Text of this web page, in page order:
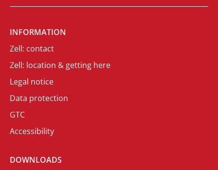
INFORMATION
Zell: contact
Zell: location & getting here
Legal notice
Data protection
GTC
Accessibility
DOWNLOADS